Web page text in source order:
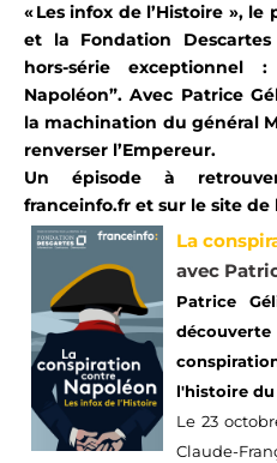
« Les infox de l’Histoire »,
et la Fondation
hors-série exceptionnel
Napoléon”. Avec Patrice
la machination du général
renverser l’Empereur.
Un épisode à
franceinfo.fr et sur le site de
La
avec
Patrice
l'histoire du
Le 23
Claude-